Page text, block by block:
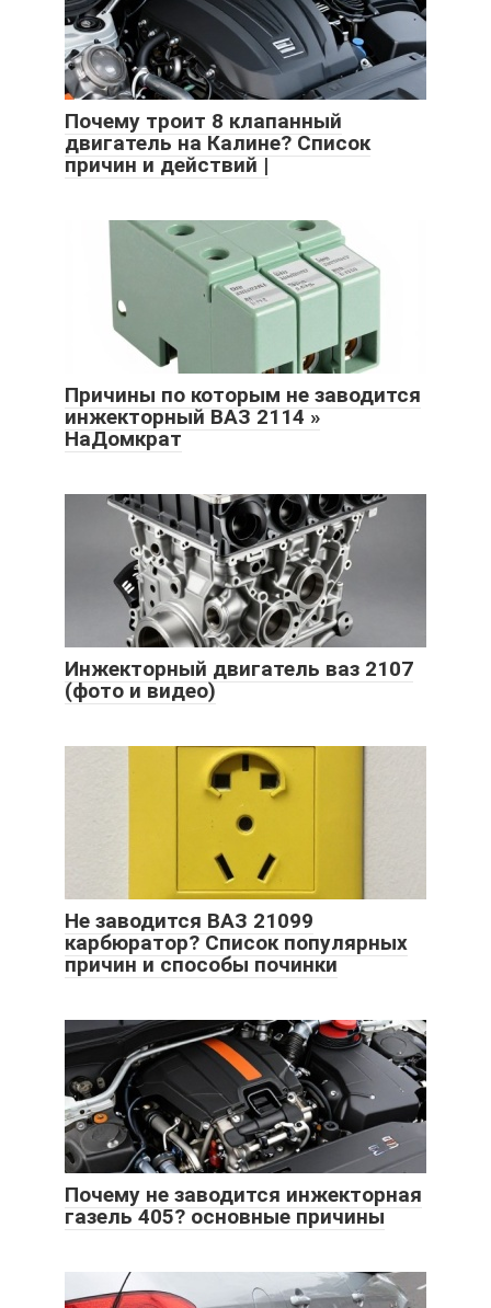
Почему троит 8 клапанный
двигатель на Калине? Список
причин и действий |
Причины по которым не заводится
инжекторный ВАЗ 2114 »
НаДомкрат
Инжекторный двигатель ваз 2107
(фото и видео)
Не заводится ВАЗ 21099
карбюратор? Список популярных
причин и способы починки
Почему не заводится инжекторная
газель 405? основные причины